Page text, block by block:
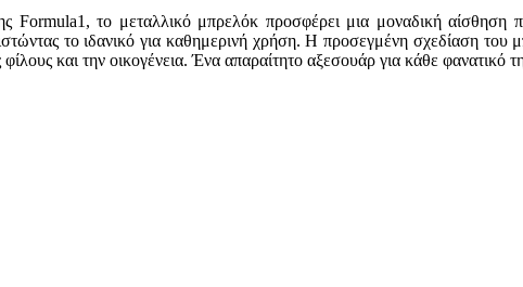
Formula1, το μεταλλικό μπρελόκ προσφέρει μια μοναδική αίσθηση
το ιδανικό για καθημερινή χρήση. Η προσεγμένη σχεδίαση του
και την οικογένεια. Ένα απαραίτητο αξεσουάρ για κάθε